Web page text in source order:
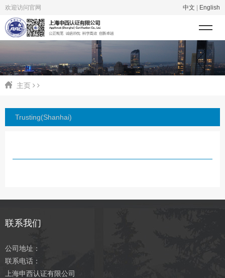
欢迎访问官网 中文 English
主页
Trusting(Shanhai)
联系我们
公司地址：
联系电话：
上海申西认证有限公司